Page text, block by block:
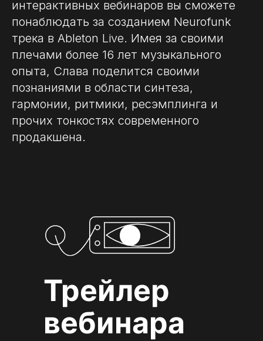
интерактивных вебинаров вы сможете
понаблюдать за созданием Neurofunk
трека в Ableton Live. Имея за своими
плечами более 16 лет музыкального
опыта, Слава поделится своими
познаниями в области синтеза,
гармонии, ритмики, ресэмплинга и
прочих тонкостях современного
продакшена.
Трейлер
вебинара